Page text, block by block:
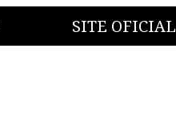
SITE OFICIAL